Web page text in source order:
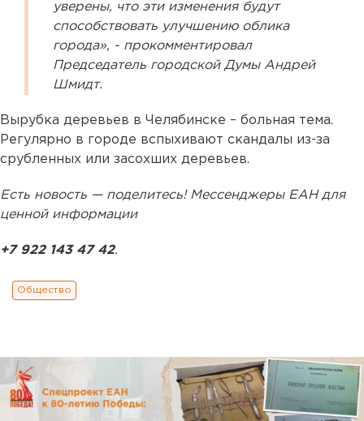
уверены, что эти изменения будут
способствовать улучшению облика
города», - прокомментировал
Председатель городской Думы Андрей
Шмидт.
Вырубка деревьев в Челябинске – больная тема.
Регулярно в городе вспыхивают скандалы из-за
срубленных или засохших деревьев.
Есть новость — поделитесь! Мессенджеры ЕАН для
ценной информации
+7 922 143 47 42.
Общество